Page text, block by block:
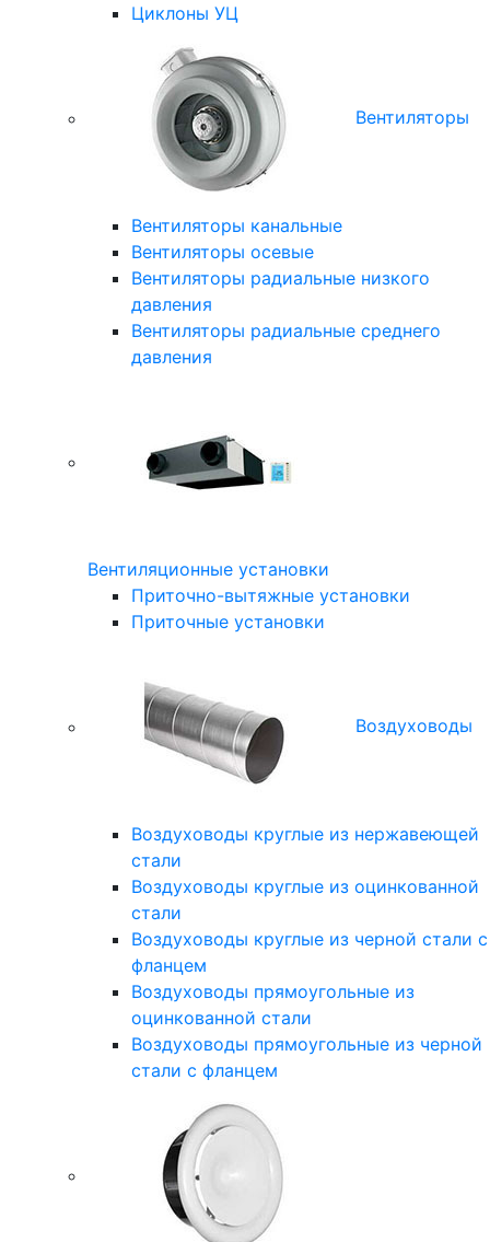
Циклоны УЦ
Вентиляторы
Вентиляторы канальные
Вентиляторы осевые
Вентиляторы радиальные низкого
давления
Вентиляторы радиальные среднего
давления
Вентиляционные установки
Приточно-вытяжные установки
Приточные установки
Воздуховоды
Воздуховоды круглые из нержавеющей
стали
Воздуховоды круглые из оцинкованной
стали
Воздуховоды круглые из черной стали с
фланцем
Воздуховоды прямоугольные из
оцинкованной стали
Воздуховоды прямоугольные из черной
стали с фланцем